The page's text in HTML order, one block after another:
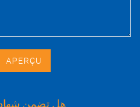
هل تضمن